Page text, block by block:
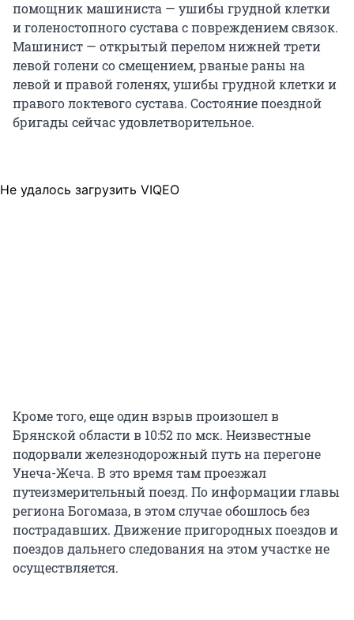
помощник машиниста — ушибы грудной клетки
и голеностопного сустава с повреждением связок.
Машинист — открытый перелом нижней трети
левой голени со смещением, рваные раны на
левой и правой голенях, ушибы грудной клетки и
правого локтевого сустава. Состояние поездной
бригады сейчас удовлетворительное.
Не удалось загрузить VIQEO
Кроме того, еще один взрыв произошел в
Брянской области в 10:52 по мск. Неизвестные
подорвали железнодорожный путь на перегоне
Унеча-Жеча. В это время там проезжал
путеизмерительный поезд. По информации главы
региона Богомаза, в этом случае обошлось без
пострадавших. Движение пригородных поездов и
поездов дальнего следования на этом участке не
осуществляется.